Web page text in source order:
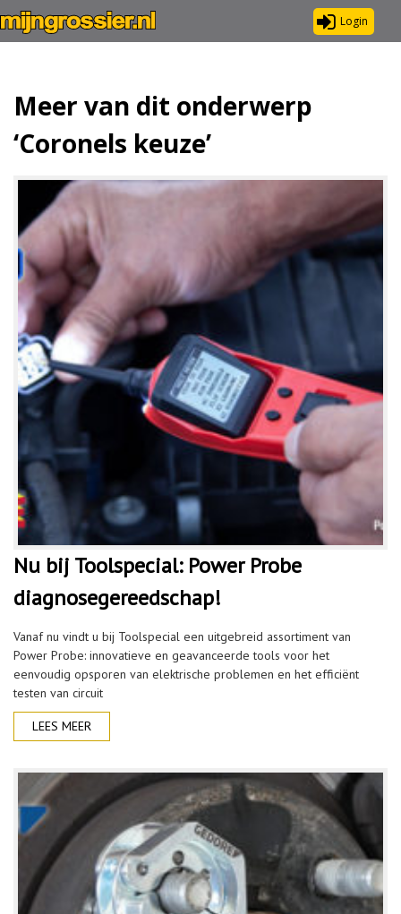
Login
Meer van dit onderwerp
‘Coronels keuze’
Nu bij Toolspecial: Power Probe
diagnosegereedschap!
Vanaf nu vindt u bij Toolspecial een uitgebreid assortiment van
Power Probe: innovatieve en geavanceerde tools voor het
eenvoudig opsporen van elektrische problemen en het efficiënt
testen van circuit
LEES MEER